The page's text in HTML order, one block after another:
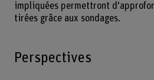
impliquées permettront
tirées grâce aux sondages.
Perspectives